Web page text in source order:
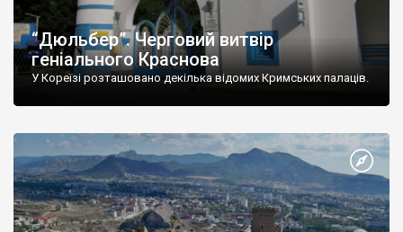
“Дюльбер”. Черговий витвір
геніального Краснова
У Кореїзі розташовано декілька відомих Кримських палаців.